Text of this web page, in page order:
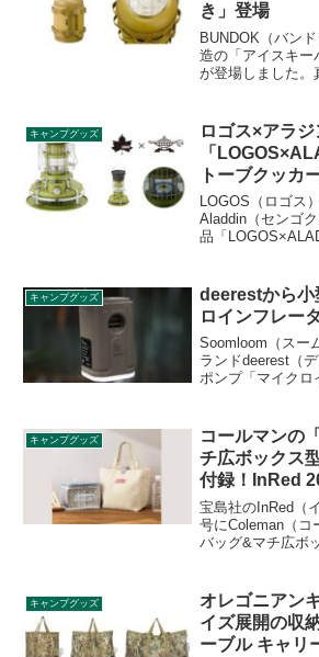
き」登場
BUNDOK（バン
造の「アイスキー
が登場しました。
部約100mmなの
す。詳細をレビュ
キャンプグッズ
ロゴス×アラジ
「
トーブクッカ
LOGOS（ロゴス
Aladdin（センゴ
品「
い暖かさはそのま
くなどの調理性
房用石油こんろ
ます。
キャンプグッズ
deerestから小
ロインフレー
Soomloom（スー
ランドdeerest（
ポンプ「マイクロ
ンバッテリーを
プです。詳細を
キャンプグッズ
コールマンの
チ広ボックス
付録！InRed
宝島社のInRed（
号にColeman（コ
バッグ&マチ広ボ
ミバッグは広いマ
お弁当の持ち運
もぴったりです
す。
キャンプグッズ
オレゴニアン
イズ展開の収
ーブル キャリ